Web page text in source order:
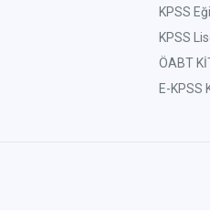
KPSS
KPSS
ÖABT
E-KPSS